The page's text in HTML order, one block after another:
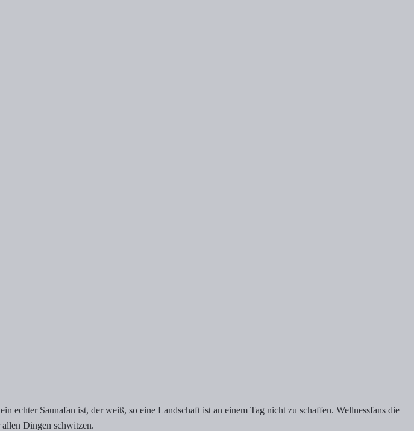
echter Saunafan ist, der weiß, so eine Landschaft ist an einem Tag nicht zu schaffen. Wellnessfans die
Dingen schwitzen.